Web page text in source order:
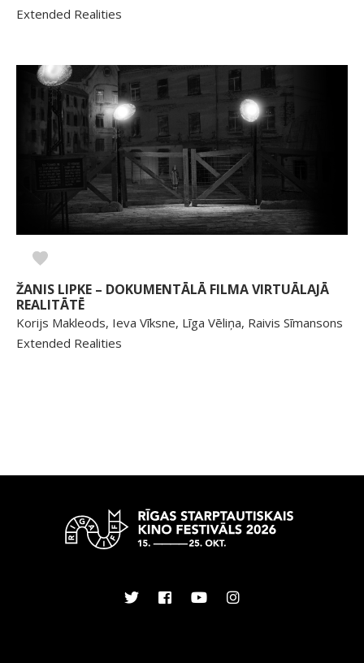
Extended Realities
ŽANIS LIPKE – DOKUMENTĀLĀ FILMA VIRTUĀLAJĀ
REALITĀTĒ
Korijs Makleods, Ieva Vīksne, Līga Vēliņa, Raivis Sīmansons
Extended Realities